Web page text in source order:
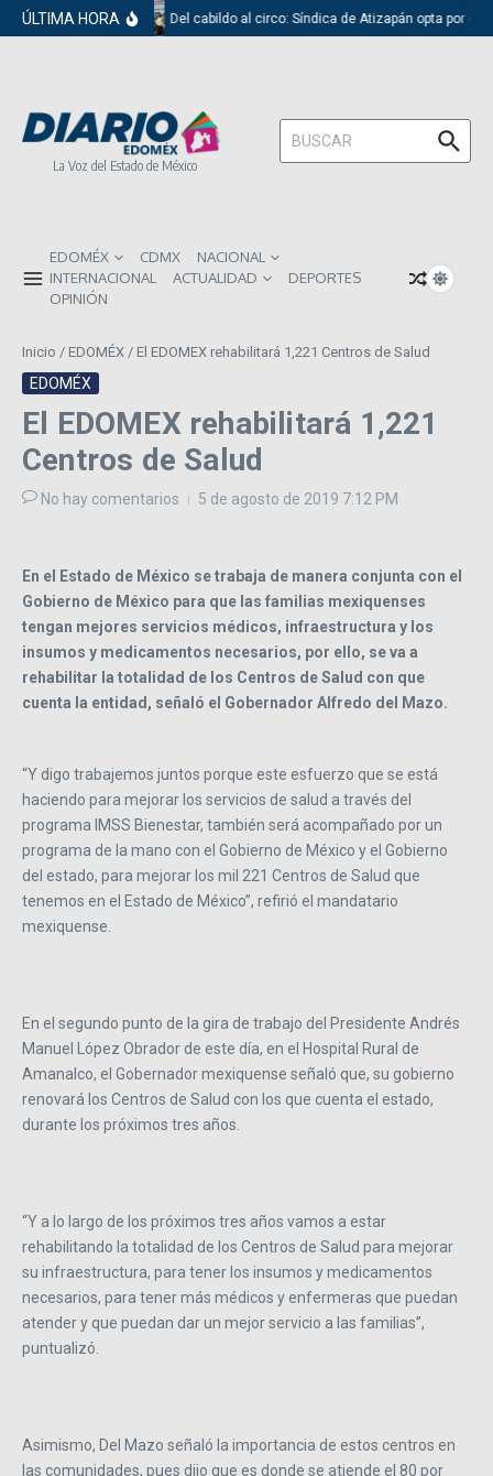
Saltar al contenido
ÚLTIMA HORA Del cabildo al circo: Síndica de Atizapán opta por el
La Voz del Estado de México
Buscar:
EDOMÉX CDMX
NACIONAL
INTERNACIONAL
ACTUALIDAD
DEPORTES
OPINIÓN
Inicio / EDOMÉX / El EDOMEX rehabilitará 1,221 Centros de Salud
EDOMÉX
El EDOMEX rehabilitará 1,221
Centros de Salud
No hay comentarios 5 de agosto de 2019 7:12 PM
En el Estado de México se trabaja de manera conjunta con el
Gobierno de México para que las familias mexiquenses
tengan mejores servicios médicos, infraestructura y los
insumos y medicamentos necesarios, por ello, se va a
rehabilitar la totalidad de los Centros de Salud con que
cuenta la entidad, señaló el Gobernador Alfredo del Mazo.
“Y digo trabajemos juntos porque este esfuerzo que se está
haciendo para mejorar los servicios de salud a través del
programa IMSS Bienestar, también será acompañado por un
programa de la mano con el Gobierno de México y el Gobierno
del estado, para mejorar los mil 221 Centros de Salud que
tenemos en el Estado de México”, refirió el mandatario
mexiquense.
En el segundo punto de la gira de trabajo del Presidente Andrés
Manuel López Obrador de este día, en el Hospital Rural de
Amanalco, el Gobernador mexiquense señaló que, su gobierno
renovará los Centros de Salud con los que cuenta el estado,
durante los próximos tres años.
“Y a lo largo de los próximos tres años vamos a estar
rehabilitando la totalidad de los Centros de Salud para mejorar
su infraestructura, para tener los insumos y medicamentos
necesarios, para tener más médicos y enfermeras que puedan
atender y que puedan dar un mejor servicio a las familias”,
puntualizó.
Asimismo, Del Mazo señaló la importancia de estos centros en
las comunidades, pues dijo que es donde se atiende el 80 por